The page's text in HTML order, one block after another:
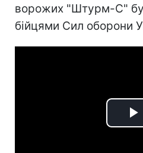
ворожих "Штурм-С"
бійцями Сил оборони